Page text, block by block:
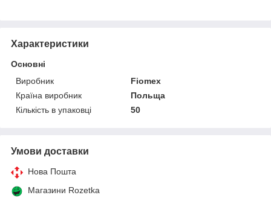
Характеристики
Основні
Виробник
Fiomex
Країна виробник
Польща
Кількість в упаковці
50
Умови доставки
Нова Пошта
Магазини Rozetka